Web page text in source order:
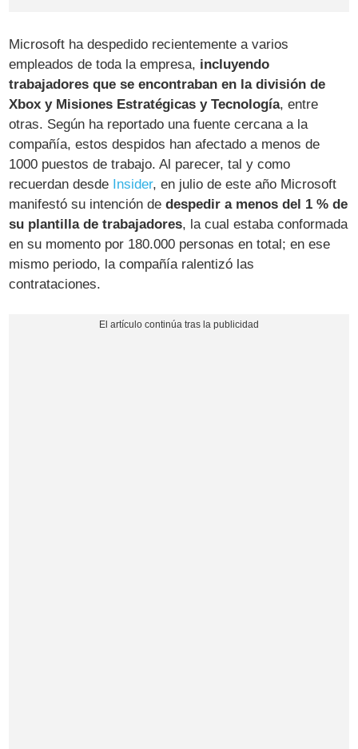
Microsoft ha despedido recientemente a varios
empleados de toda la empresa, incluyendo
trabajadores que se encontraban en la división de
Xbox y Misiones Estratégicas y Tecnología, entre
otras. Según ha reportado una fuente cercana a la
compañía, estos despidos han afectado a menos de
1000 puestos de trabajo. Al parecer, tal y como
recuerdan desde Insider, en julio de este año Microsoft
manifestó su intención dedespedir a menos del 1 % de
su plantilla de trabajadores, la cual estaba conformada
en su momento por 180.000 personas en total; en ese
mismo periodo, la compañía ralentizó las
contrataciones.